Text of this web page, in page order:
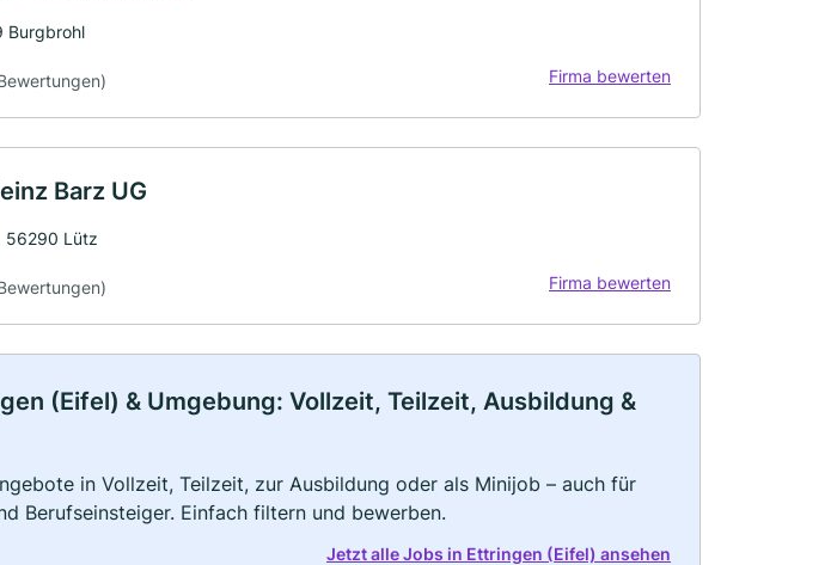
Burgbrohl
Firma bewerten
Barz UG
56290 Lütz
Firma bewerten
(Eifel) & Umgebung: Vollzeit, Teilzeit, Ausbildung &
in Vollzeit, Teilzeit, zur Ausbildung oder als Minijob – auch für
Berufseinsteiger. Einfach filtern und bewerben.
Jetzt alle Jobs in Ettringen (Eifel) ansehen